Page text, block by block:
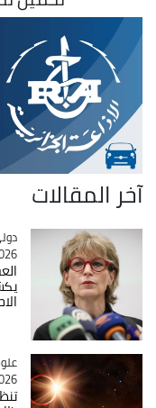
آخر المقالات
دولي
20:50
19:01